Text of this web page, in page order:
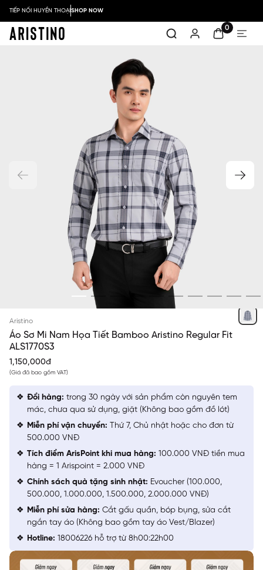
TIẾP NỐI HUYỀN THOẠISHOP NOW
0
Aristino
Áo Sơ Mi Nam Họa Tiết Bamboo Aristino Regular Fit
ALS1770S3
1,150,000đ
(Giá đã bao gồm VAT)
Đổi hàng: trong 30 ngày với sản phẩm còn nguyên tem
mác, chưa qua sử dụng, giặt (Không bao gồm đồ lót)
Miễn phí vận chuyển: Thứ 7, Chủ nhật hoặc cho đơn từ
500.000 VNĐ
Tích điểm ArisPoint khi mua hàng: 100.000 VNĐ tiền mua
hàng = 1 Arispoint = 2.000 VNĐ
Chính sách quà tặng sinh nhật: Evoucher (100.000,
500.000, 1.000.000, 1.500.000, 2.000.000 VNĐ)
Miễn phí sửa hàng: Cắt gấu quần, bóp bụng, sửa cắt
ngắn tay áo (Không bao gồm tay áo Vest/Blazer)
Hotline: 18006226 hỗ trợ từ 8h00:22h00